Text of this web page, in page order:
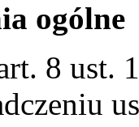
ogólne
8 ust.